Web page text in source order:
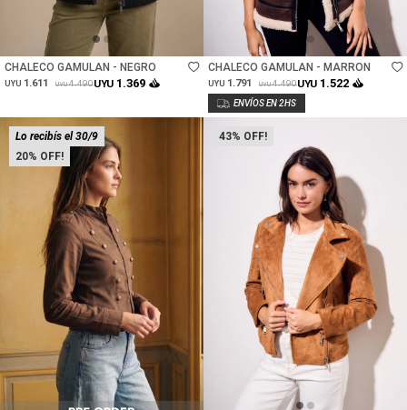
Talle
CHALECO GAMULAN - NEGRO
UYU 1.611 UYU 4.490UYU 1.369
Talle
CHALECO GAMULAN - MARRON
UYU 1.791 UYU 4.490UYU 1.522
20
Lo recibís el 30/9 43